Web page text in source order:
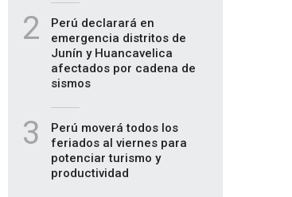
2
Perú declarará en
emergencia distritos de
Junín y Huancavelica
afectados por cadena de
sismos
3
Perú moverá todos los
feriados al viernes para
potenciar turismo y
productividad